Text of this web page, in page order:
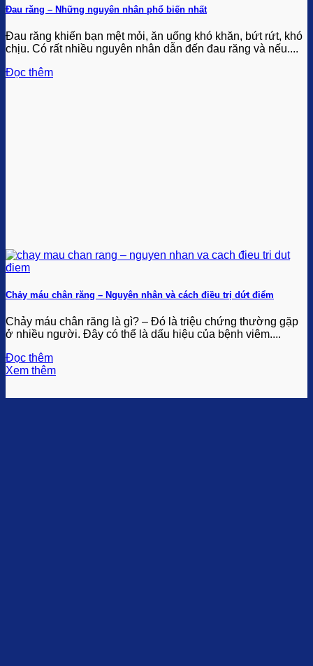
Đau răng – Những nguyên nhân phổ biến nhất
Đau răng khiến bạn mệt mỏi, ăn uống khó khăn, bứt rứt, khó
chịu. Có rất nhiều nguyên nhân dẫn đến đau răng và nếu....
Đọc thêm
Chảy máu chân răng – Nguyên nhân và cách điều trị dứt điểm
Chảy máu chân răng là gì? – Đó là triệu chứng thường gặp
ở nhiều người. Đây có thể là dấu hiệu của bệnh viêm....
Đọc thêm
Xem thêm